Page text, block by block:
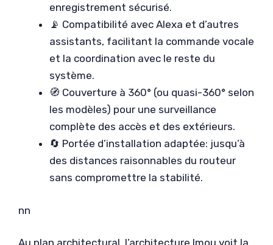
enregistrement sécurisé.
📡 Compatibilité avec Alexa et d’autres
assistants, facilitant la commande vocale
et la coordination avec le reste du
système.
🧭 Couverture à 360° (ou quasi-360° selon
les modèles) pour une surveillance
complète des accès et des extérieurs.
🔄 Portée d’installation adaptée: jusqu’à
des distances raisonnables du routeur
sans compromettre la stabilité.
nn
Au plan architectural, l’architecture Imou voit la